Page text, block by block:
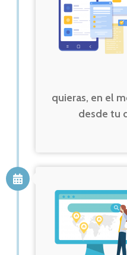
quieras, en el
desde tu